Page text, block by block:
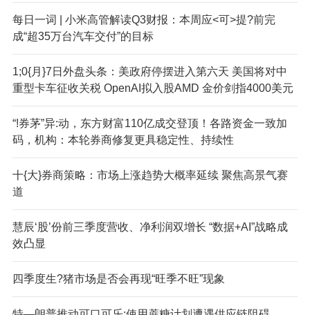
每日一词 | 小米高管解读Q3财报：本周应<可>提?前完
成“超35万台汽车交付”的目标
1;0{月}7日外盘头条：美政府停摆进入第六天 美国将对中
重型卡车征收关税 OpenAI拟入股AMD 金价剑指4000美元
“!券茅”异:动，东方财富110亿成交登顶！各路资金一致加
码，机构：本轮券商修复更具稳定性、持续性
十{大}券商策略：市场上涨趋势大概率延续 聚焦高景气赛
道
慧辰‘股’份前三季度营收、净利润双增长 “数据+AI”战略成
效凸显
四季度生?猪市场是否会再现“旺季不旺”现象